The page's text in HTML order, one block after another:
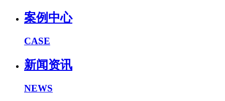
案例中心
CASE
新闻资讯
NEWS